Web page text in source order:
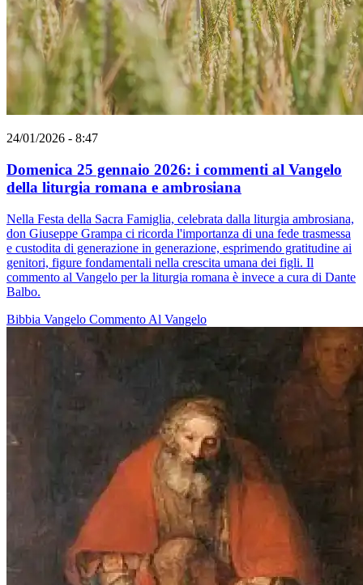
24/01/2026 - 8:47
Domenica 25 gennaio 2026: i commenti al Vangelo
della liturgia romana e ambrosiana
Nella Festa della Sacra Famiglia, celebrata dalla liturgia ambrosiana,
don Giuseppe Grampa ci ricorda l'importanza di una fede trasmessa
e custodita di generazione in generazione, esprimendo gratitudine ai
genitori, figure fondamentali nella crescita umana dei figli. Il
commento al Vangelo per la liturgia romana è invece a cura di Dante
Balbo.
Bibbia Vangelo Commento Al Vangelo